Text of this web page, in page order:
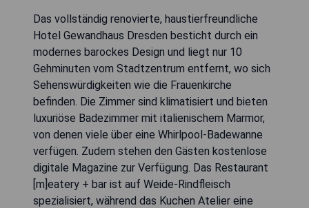
Das vollständig renovierte, haustierfreundliche
Hotel Gewandhaus Dresden besticht durch ein
modernes barockes Design und liegt nur 10
Gehminuten vom Stadtzentrum entfernt, wo sich
Sehenswürdigkeiten wie die Frauenkirche
befinden. Die Zimmer sind klimatisiert und bieten
luxuriöse Badezimmer mit italienischem Marmor,
von denen viele über eine Whirlpool-Badewanne
verfügen. Zudem stehen den Gästen kostenlose
digitale Magazine zur Verfügung. Das Restaurant
[m]eatery + bar ist auf Weide-Rindfleisch
spezialisiert, während das Kuchen Atelier eine